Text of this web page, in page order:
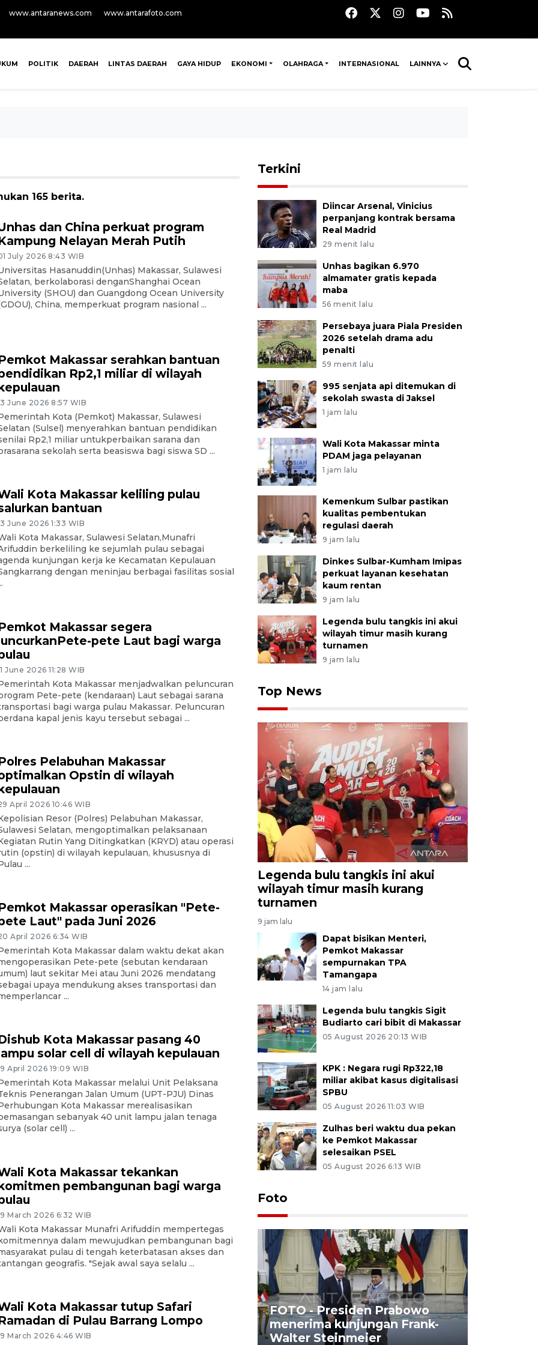
www.antaranews.com www.antarafoto.com
POLITIK DAERAH LINTAS DAERAH GAYA HIDUP EKONOMI OLAHRAGA INTERNASIONAL LAINNYA
165 berita.
dan China perkuat program
Nelayan Merah Putih
July 2026 8:43 WIB
Hasanuddin(Unhas) Makassar, Sulawesi
berkolaborasi denganShanghai Ocean
(SHOU) dan Guangdong Ocean University
China, memperkuat program nasional ...
Makassar serahkan bantuan
Rp2,1 miliar di wilayah
June 2026 8:57 WIB
Kota (Pemkot) Makassar, Sulawesi
(Sulsel) menyerahkan bantuan pendidikan
Rp2,1 miliar untukperbaikan sarana dan
sekolah serta beasiswa bagi siswa SD ...
Kota Makassar keliling pulau
bantuan
June 2026 1:33 WIB
Kota Makassar, Sulawesi Selatan,Munafri
berkeliling ke sejumlah pulau sebagai
kunjungan kerja ke Kecamatan Kepulauan
dengan meninjau berbagai fasilitas sosial
Makassar segera
pete Laut bagi warga
June 2026 11:28 WIB
Kota Makassar menjadwalkan peluncuran
Pete-pete (kendaraan) Laut sebagai sarana
bagi warga pulau Makassar. Peluncuran
kapal jenis kayu tersebut sebagai ...
Pelabuhan Makassar
Opstin di wilayah
April 2026 10:46 WIB
Resor (Polres) Pelabuhan Makassar,
Selatan, mengoptimalkan pelaksanaan
Rutin Yang Ditingkatkan (KRYD) atau operasi
(opstin) di wilayah kepulauan, khususnya di
...
Makassar operasikan "Pete-
Laut" pada Juni 2026
April 2026 6:34 WIB
Kota Makassar dalam waktu dekat akan
Pete-pete (sebutan kendaraan
laut sekitar Mei atau Juni 2026 mendatang
upaya mendukung akses transportasi dan
...
Kota Makassar pasang 40
solar cell di wilayah kepulauan
April 2026 19:09 WIB
Kota Makassar melalui Unit Pelaksana
Penerangan Jalan Umum (UPT-PJU) Dinas
Kota Makassar merealisasikan
sebanyak 40 unit lampu jalan tenaga
(solar cell) ...
Kota Makassar tekankan
pembangunan bagi warga
March 2026 6:32 WIB
Kota Makassar Munafri Arifuddin mempertegas
dalam mewujudkan pembangunan bagi
pulau di tengah keterbatasan akses dan
geografis. "Sejak awal saya selalu ...
Kota Makassar tutup Safari
di Pulau Barrang Lompo
March 2026 4:46 WIB
Terkini
Diincar Arsenal, Vinicius
perpanjang kontrak bersama
Real Madrid
29 menit lalu
Unhas bagikan 6.970
almamater gratis kepada
maba
56 menit lalu
Persebaya juara Piala Presiden
2026 setelah drama adu
penalti
59 menit lalu
995 senjata api ditemukan di
sekolah swasta di Jaksel
1 jam lalu
Wali Kota Makassar minta
PDAM jaga pelayanan
1 jam lalu
Kemenkum Sulbar pastikan
kualitas pembentukan
regulasi daerah
9 jam lalu
Dinkes Sulbar-Kumham Imipas
perkuat layanan kesehatan
kaum rentan
9 jam lalu
Legenda bulu tangkis ini akui
wilayah timur masih kurang
turnamen
9 jam lalu
Top News
Legenda bulu tangkis ini akui
wilayah timur masih kurang
turnamen
9 jam lalu
Dapat bisikan Menteri,
Pemkot Makassar
sempurnakan TPA
Tamangapa
14 jam lalu
Legenda bulu tangkis Sigit
Budiarto cari bibit di Makassar
05 August 2026 20:13 WIB
KPK : Negara rugi Rp322,18
miliar akibat kasus digitalisasi
SPBU
05 August 2026 11:03 WIB
Zulhas beri waktu dua pekan
ke Pemkot Makassar
selesaikan PSEL
05 August 2026 6:13 WIB
Foto
FOTO - Kirab memperingati
HUT ke-80 Raja Keraton
Yogyakarta
FOTO - Presiden Prabowo
menerima kunjungan Frank-
Walter Steinmeier